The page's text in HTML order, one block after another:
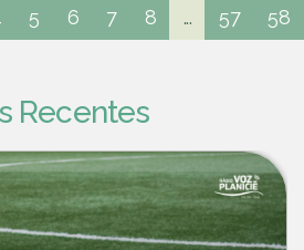
5 6 7 8 ... 57 58
Recentes